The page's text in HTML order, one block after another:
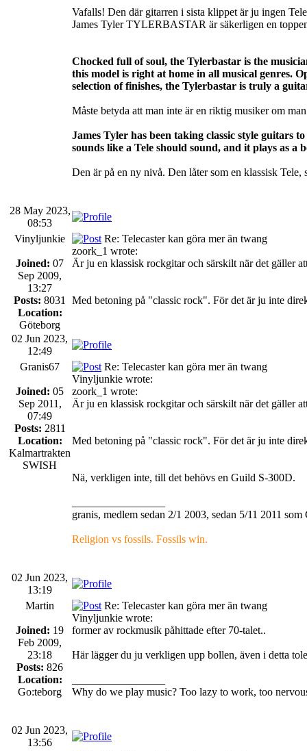
Vafalls! Den där gitarren i sista klippet är ju ingen
James Tyler TYLERBASTAR är säkerligen en
Chocked full of soul, the Tylerbastar is the
this model is right at home in all musical genres.
selection of finishes, the Tylerbastar is truly a
Måste betyda att man inte är en riktig musiker om
James Tyler has been taking classic style guitars
sounds like a Tele should sound, and it plays as
Den är på en ny nivå. Den låter som en klassisk
28 May 2023,
08:53
Vinyljunkie
Joined: 07
Sep 2009,
13:27
Posts: 8031
Location:
Göteborg
Re: Telecaster kan göra mer än twang
zoork_1 wrote:
Är ju en klassisk rockgitar och särskilt när det gäller
Med betoning på "classic rock". För det är ju inte
02 Jun 2023,
12:49
Granis67
Joined: 05
Sep 2011,
07:49
Posts: 2811
Location:
Kalmartrakten
SWISH
Re: Telecaster kan göra mer än twang
Vinyljunkie wrote:
zoork_1 wrote:
Är ju en klassisk rockgitar och särskilt när det gäller
Med betoning på "classic rock". För det är ju inte
Nä, verkligen inte, till det behövs en Guild S-300D.
granis, medlem sedan 2/1 2003, sedan 5/11 2011 som
Religion vs fossils. Fossils win.
02 Jun 2023,
13:19
Martin
Joined: 19
Feb 2009,
23:18
Posts: 826
Location:
Go:teborg
Re: Telecaster kan göra mer än twang
Vinyljunkie wrote:
former av rockmusik påhittade efter 70-talet..
Här lägger du ju verkligen upp bollen, även i detta
Why do we play music? Too lazy to work, too
02 Jun 2023,
13:56